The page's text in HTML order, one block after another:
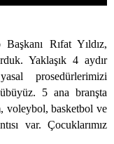
Rıfat Yıldız,
Yaklaşık 4 aydır
prosedürlerimizi
5 ana branşta
voleybol, basketbol ve
var. Çocuklarımız